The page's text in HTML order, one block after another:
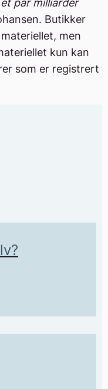
par milliarder
Butikker
men
kun kan
som er registrert